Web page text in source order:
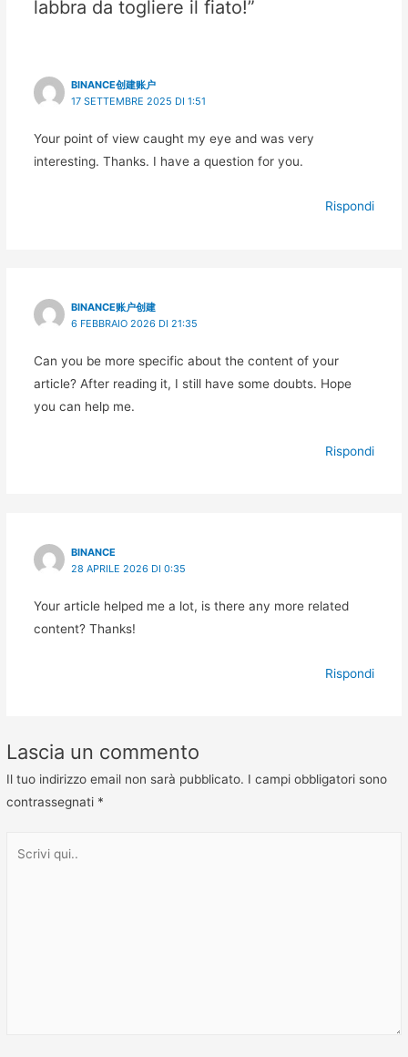
labbra da togliere il fiato!”
BINANCE创建账户
17 SETTEMBRE 2025 DI 1:51
Your point of view caught my eye and was very
interesting. Thanks. I have a question for you.
Rispondi
BINANCE账户创建
6 FEBBRAIO 2026 DI 21:35
Can you be more specific about the content of your
article? After reading it, I still have some doubts. Hope
you can help me.
Rispondi
BINANCE
28 APRILE 2026 DI 0:35
Your article helped me a lot, is there any more related
content? Thanks!
Rispondi
Lascia un commento
Il tuo indirizzo email non sarà pubblicato. I campi obbligatori sono
contrassegnati *